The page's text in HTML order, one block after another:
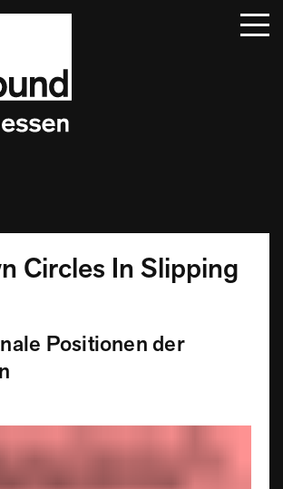
Circles In Slipping
Positionen der